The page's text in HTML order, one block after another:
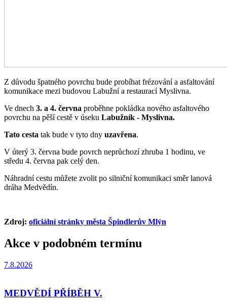
Z důvodu špatného povrchu bude probíhat frézování a asfaltování
komunikace mezi budovou Labužní a restaurací Myslivna.
Ve dnech 3. a 4. června proběhne pokládka nového asfaltového
povrchu na pěší cestě v úseku Labužník - Myslivna.
Tato cesta tak bude v tyto dny uzavřena.
V úterý 3. června bude povrch neprůchozí zhruba 1 hodinu, ve
středu 4. června pak celý den.
Náhradní cestu můžete zvolit po silniční komunikaci směr lanová
dráha Medvědín.
Zdroj: oficiální stránky města Špindlerův Mlýn
Akce v podobném termínu
7.8.2026
MEDVĚDÍ PŘÍBĚH V.